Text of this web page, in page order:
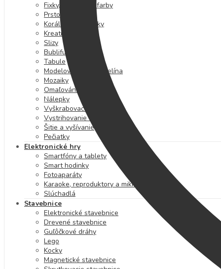
Fixky, pastelky a farby
Prstové farby
Korálky a kamienky
Kreatívne sady
Slizy
Bublifuky
Tabule
Modelovanie a plastelína
Mozaiky
Omaľovánky
Nálepky
Vyškrabovacie obrázky
Vystrihovanie a skladanie
Šitie a vyšívanie
Pečiatky
Elektronické hry
Smartfóny a tablety
Smart hodinky
Fotoaparáty
Karaoke, reproduktory a mikrofóny
Slúchadlá
Stavebnice
Elektronické stavebnice
Drevené stavebnice
Guľôčkové dráhy
Lego
Kocky
Magnetické stavebnice